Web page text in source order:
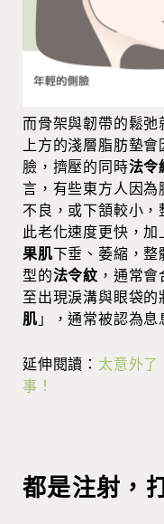
而骨架與韌帶的鬆
上方的淺層脂肪墊
臉，擠壓的同時法令
言，有些東方人因
不良，或下頷較小
此老化速度更快，
果肌下垂、萎縮，
型的法令紋 ，通常
至出現淚溝與眼袋
肌 」，通常被認為
延伸閱讀： 太意外了
事！
都是注射，